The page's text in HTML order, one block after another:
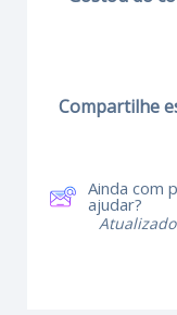
Compartilhe
Ainda com
ajudar?